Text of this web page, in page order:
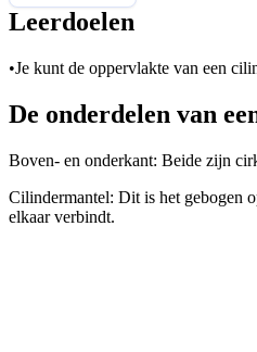
Leerdoelen
•Je kunt de oppervlakte van een
De onderdelen van
Boven- en onderkant: Beide zijn
Cilindermantel: Dit is het gebogen
elkaar verbindt.